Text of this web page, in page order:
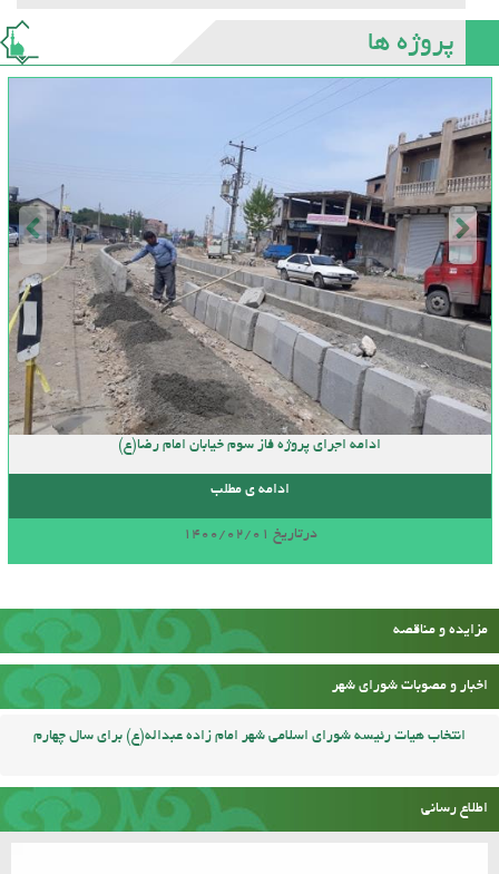
پروژه ها
ادامه اجرای پروژه فاز سوم خیابان امام رضا(ع)
ادامه ی مطلب
درتاریخ 1400/02/01
مزایده و مناقصه
اخبار و مصوبات شورای شهر
انتخاب هیات رئیسه شورای اسلامی شهر امام زاده عبداله(ع) برای سال چهارم
اطلاع رسانی